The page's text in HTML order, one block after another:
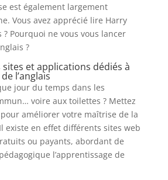
est également largement
Vous avez apprécié lire Harry
? Pourquoi ne vous vous lancer
?
et applications dédiés à
l’anglais
jour du temps dans les
voire aux toilettes ? Mettez
améliorer votre maîtrise de la
existe en effet différents sites web
ou payants, abordant de
l’apprentissage de